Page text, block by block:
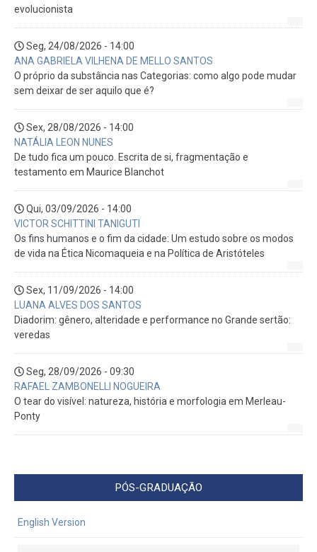
evolucionista
Seg, 24/08/2026 - 14:00
ANA GABRIELA VILHENA DE MELLO SANTOS
O próprio da substância nas Categorias: como algo pode mudar
sem deixar de ser aquilo que é?
Sex, 28/08/2026 - 14:00
NATÁLIA LEON NUNES
De tudo fica um pouco. Escrita de si, fragmentação e
testamento em Maurice Blanchot
Qui, 03/09/2026 - 14:00
VICTOR SCHITTINI TANIGUTI
Os fins humanos e o fim da cidade: Um estudo sobre os modos
de vida na Ética Nicomaqueia e na Política de Aristóteles
Sex, 11/09/2026 - 14:00
LUANA ALVES DOS SANTOS
Diadorim: gênero, alteridade e performance no Grande sertão:
veredas
Seg, 28/09/2026 - 09:30
RAFAEL ZAMBONELLI NOGUEIRA
O tear do visível: natureza, história e morfologia em Merleau-
Ponty
PÓS-GRADUAÇÃO
English Version